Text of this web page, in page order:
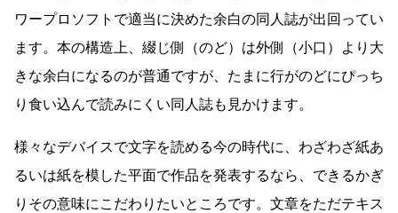
ワープロソフトで適当に決めた余白の同人誌が出回ってい
ます。本の構造上、綴じ側（のど）は外側（小口）より大
きな余白になるのが普通ですが、たまに行がのどにぴっち
り食い込んで読みにくい同人誌も見かけます。
様々なデバイスで文字を読める今の時代に、わざわざ紙あ
るいは紙を模した平面で作品を発表するなら、できるかぎ
りその意味にこだわりたいところです。文章をただテキス